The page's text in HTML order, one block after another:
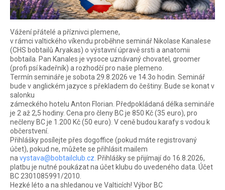
Vážení přátelé a příznivci plemene,
v rámci valtického víkendu proběhne seminář Nikolase Kanalese
(CHS bobtailů Aryakas) o výstavní úpravě srsti a anatomii
bobtaila. Pan Kanales je vysoce uznávaný chovatel, groomer
(profi psí kadeřník) a rozhodčí pro naše plemeno.
Termín semináře je sobota 29.8.2026 ve 14.3o hodin. Seminář
bude v anglickém jazyce s překladem do češtiny. Bude se konat v
salonku
zámeckého hotelu Anton Florian. Předpokládaná délka semináře
je 2 až 2,5 hodiny. Cena pro členy BC je 850 Kč (35 euro), pro
nečleny BC je 1.200 Kč (50 euro). V ceně budou karafy s vodou k
občerstvení.
Přihlášky posílejte přes dogoffice (pokud máte registrovaný
účet), pokud ne, můžete se přihlásit mailem
na vystava@bobtailclub.cz Přihlášky se přijímají do 16.8.2026,
platbu je nutné poukázat na účet klubu do uvedeného data. Účet
BC 2301085991/2010.
Hezké léto a na shledanou ve Valticích! Výbor BC